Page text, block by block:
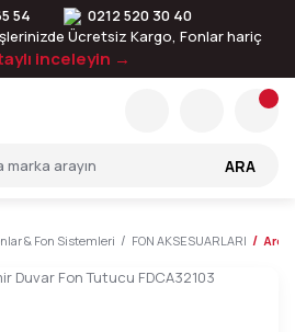
54
0212 520 30 40
Ücretsiz Kargo, Fonlar hariç
inceleyin →
ARA
& Fon Sistemleri FON AKSESUARLARI